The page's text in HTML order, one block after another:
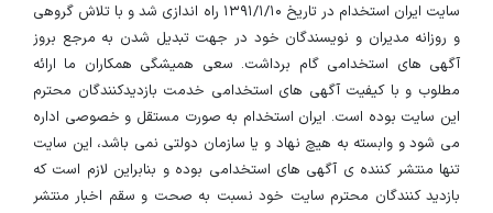
سایت ایران استخدام در تاریخ ۱۳۹۱/۱/۱۰ راه اندازی شد و با تلاش گروهی
و روزانه مدیران و نویسندگان خود در جهت تبدیل شدن به مرجع بروز
آگهی های استخدامی گام برداشت. سعی همیشگی همکاران ما ارائه
مطلوب و با کیفیت آگهی های استخدامی خدمت بازدیدکنندگان محترم
این سایت بوده است. ایران استخدام به صورت مستقل و خصوصی اداره
می شود و وابسته به هیچ نهاد و یا سازمان دولتی نمی باشد، این سایت
تنها منتشر کننده ی آگهی های استخدامی بوده و بنابراین لازم است که
بازدید کنندگان محترم سایت خود نسبت به صحت و سقم اخبار منتشر